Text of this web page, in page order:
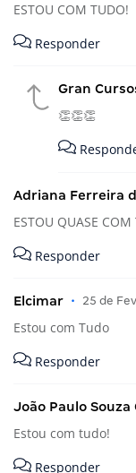
ESTOU COM TUDO!
Responder
Gran
👏👏👏
Adriana Ferreira
ESTOU QUASE
Responder
Elcimar • 25 de
Estou com Tudo
Responder
João Paulo Souza
Estou com tudo!
Responder